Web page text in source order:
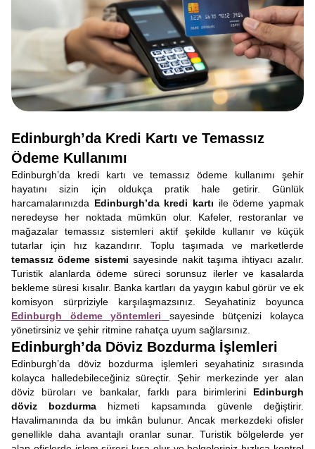
Edinburgh’da Kredi Kartı ve Temassız
Ödeme Kullanımı
Edinburgh’da kredi kartı ve temassız ödeme kullanımı şehir
hayatını sizin için oldukça pratik hale getirir. Günlük
harcamalarınızda Edinburgh’da kredi kartı ile ödeme yapmak
neredeyse her noktada mümkün olur. Kafeler, restoranlar ve
mağazalar temassız sistemleri aktif şekilde kullanır ve küçük
tutarlar için hız kazandırır. Toplu taşımada ve marketlerde
temassız ödeme sistemi sayesinde nakit taşıma ihtiyacı azalır.
Turistik alanlarda ödeme süreci sorunsuz ilerler ve kasalarda
bekleme süresi kısalır. Banka kartları da yaygın kabul görür ve ek
komisyon sürpriziyle karşılaşmazsınız. Seyahatiniz boyunca
Edinburgh ödeme yöntemleri
sayesinde bütçenizi kolayca
yönetirsiniz ve şehir ritmine rahatça uyum sağlarsınız.
Edinburgh’da Döviz Bozdurma İşlemleri
Edinburgh’da döviz bozdurma işlemleri seyahatiniz sırasında
kolayca halledebileceğiniz süreçtir. Şehir merkezinde yer alan
döviz büroları ve bankalar, farklı para birimlerini Edinburgh
döviz bozdurma hizmeti kapsamında güvenle değiştirir.
Havalimanında da bu imkân bulunur. Ancak merkezdeki ofisler
genellikle daha avantajlı oranlar sunar. Turistik bölgelerde yer